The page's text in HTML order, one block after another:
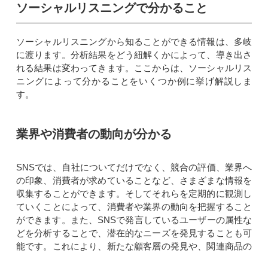
ソーシャルリスニングで分かること
ソーシャルリスニングから知ることができる情報は、多岐
に渡ります。分析結果をどう紐解くかによって、導き出さ
れる結果は変わってきます。ここからは、ソーシャルリス
ニングによって分かることをいくつか例に挙げ解説しま
す。
業界や消費者の動向が分かる
SNSでは、自社についてだけでなく、競合の評価、業界へ
の印象、消費者が求めていることなど、さまざまな情報を
収集することができます。そしてそれらを定期的に観測し
ていくことによって、消費者や業界の動向を把握すること
ができます。また、SNSで発言しているユーザーの属性な
どを分析することで、潜在的なニーズを発見することも可
能です。これにより、新たな顧客層の発見や、関連商品の